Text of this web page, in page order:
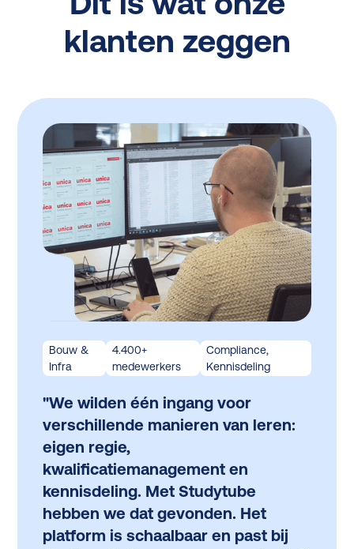
klanten zeggen
Bouw &
Infra
4.400+
medewerkers
Compliance,
Kennisdeling
"We wilden één ingang voor
verschillende manieren van leren:
eigen regie,
kwalificatiemanagement en
kennisdeling. Met Studytube
hebben we dat gevonden. Het
platform is schaalbaar en past bij